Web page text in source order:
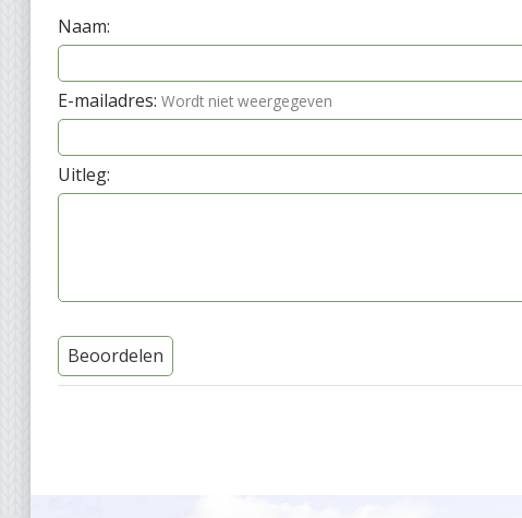
Naam:
E-mailadres: Wordt niet weergegeven
Uitleg:
Beoordelen